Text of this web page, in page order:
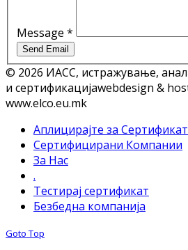
Message *
Send Email
© 2026 ИАСС, истражување,
и сертификацијаwebdesign &
www.elco.eu.mk
Аплицирајте за Сертификат
Сертифицирани Компании
За Нас
.
Тестирај сертификат
Безбедна компанија
Goto Top